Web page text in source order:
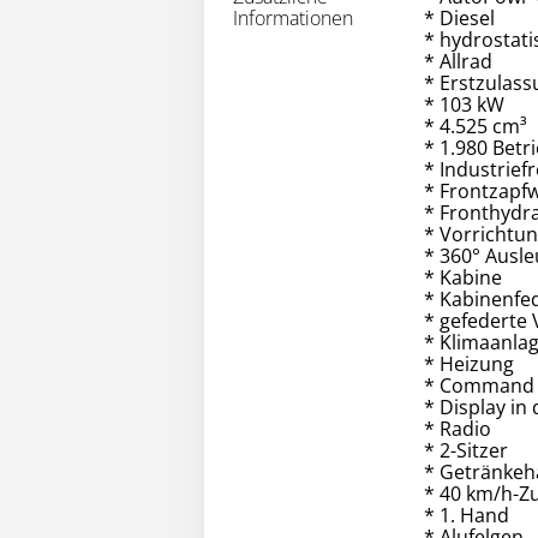
Informationen
* Diesel
*
* Allrad
*
* 103 kW
* 4.525 cm³
* 1.980
*
*
*
*
* 360°
* Kabine
*
* gefederte
*
* Heizung
*
* Display in
* Radio
* 2-Sitzer
*
* 40 km/h-
* 1. Hand